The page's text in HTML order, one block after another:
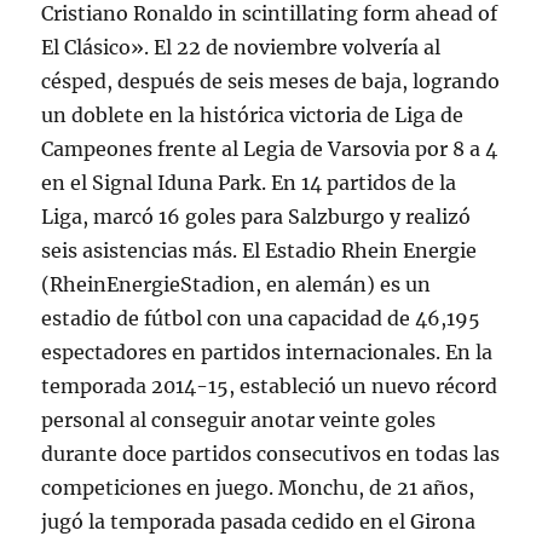
Cristiano Ronaldo in scintillating form ahead of
El Clásico». El 22 de noviembre volvería al
césped, después de seis meses de baja, logrando
un doblete en la histórica victoria de Liga de
Campeones frente al Legia de Varsovia por 8 a 4
en el Signal Iduna Park. En 14 partidos de la
Liga, marcó 16 goles para Salzburgo y realizó
seis asistencias más. El Estadio Rhein Energie
(RheinEnergieStadion, en alemán) es un
estadio de fútbol con una capacidad de 46,195
espectadores en partidos internacionales. En la
temporada 2014-15, estableció un nuevo récord
personal al conseguir anotar veinte goles
durante doce partidos consecutivos en todas las
competiciones en juego. Monchu, de 21 años,
jugó la temporada pasada cedido en el Girona